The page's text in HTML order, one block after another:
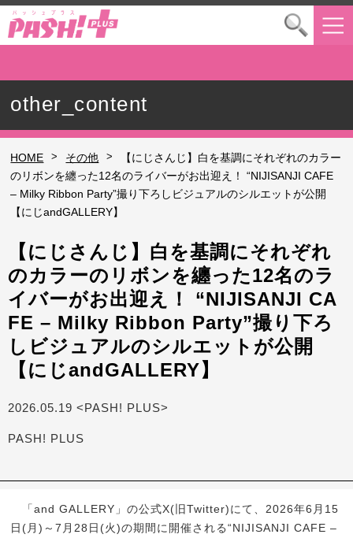
other_content
HOME > その他 >
【にじさんじ】白を基調にそれぞれのカラー
のリボンを纏った12名のライバーがお出迎え！ “NIJISANJI CAFE
– Milky Ribbon Party”撮り下ろしビジュアルのシルエットが公開
【にじandGALLERY】
【にじさんじ】白を基調にそれぞれ
のカラーのリボンを纏った12名のラ
イバーがお出迎え！ “NIJISANJI CA
FE – Milky Ribbon Party”撮り下ろ
しビジュアルのシルエットが公開
【にじandGALLERY】
2026.05.19 <PASH! PLUS>
PASH! PLUS
「and GALLERY」の公式X(旧Twitter)にて、2026年6月15
日(月)～7月28日(火)の期間に開催される“NIJISANJI CAFE –